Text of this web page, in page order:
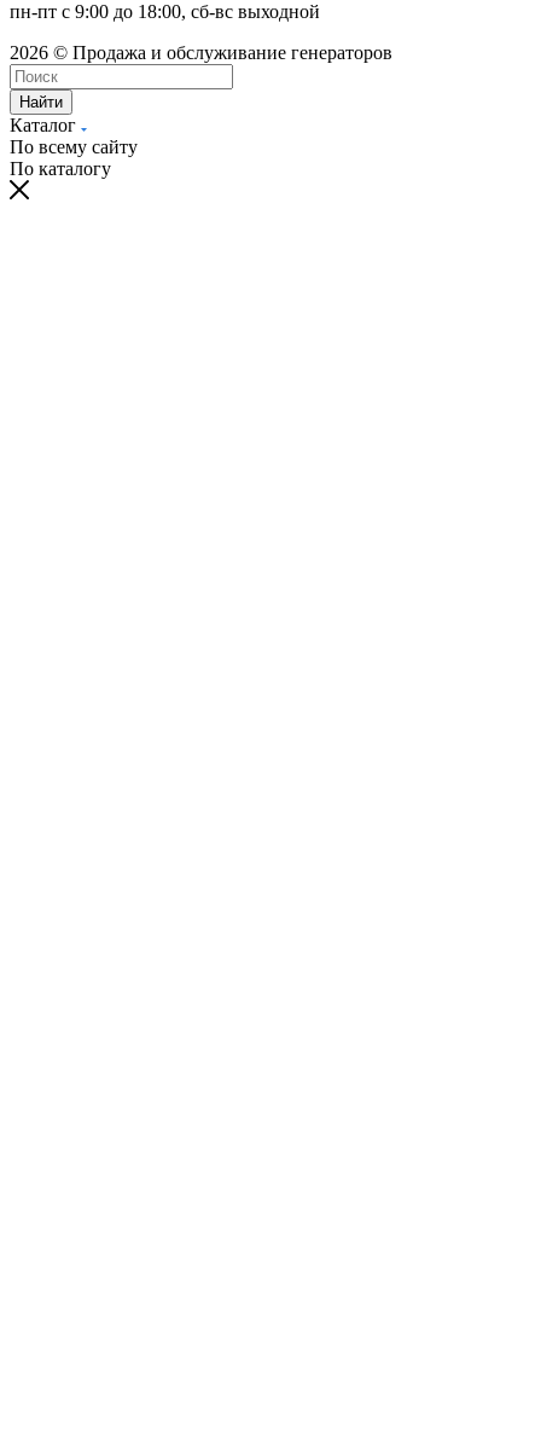
пн-пт с 9:00 до 18:00, сб-вс выходной
2026 © Продажа и обслуживание генераторов
Найти
Каталог
По всему сайту
По каталогу